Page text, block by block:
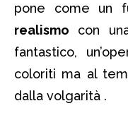
pone come un
realismo con
fantastico,
coloriti ma al
dalla volgarità .